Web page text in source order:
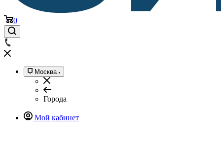
0
Москва
Города
Мой кабинет